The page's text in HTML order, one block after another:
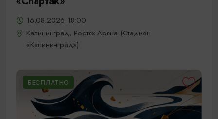
16.08.2026 18:00
Калининград, Ростех Арена (Стадион
«Калининград»)
БЕСПЛАТНО